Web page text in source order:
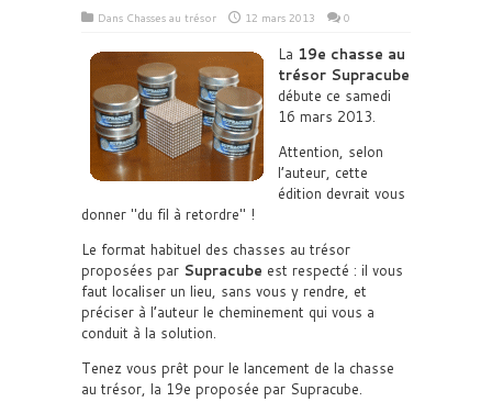
Dans Chasses au trésor 12 mars 2013 0
La 19e chasse au
trésor Supracube
débute ce samedi
16 mars 2013.
Attention, selon
l’auteur, cette
édition devrait vous
donner
du fil à retordre
!
Le format habituel des chasses au trésor
proposées par Supracube est respecté : il vous
faut localiser un lieu, sans vous y rendre, et
préciser à l’auteur le cheminement qui vous a
conduit à la solution.
Tenez vous prêt pour le lancement de la chasse
au trésor, la 19e proposée par Supracube.